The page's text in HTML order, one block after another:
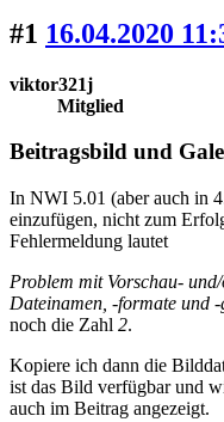
#1 16.04.2020
viktor321j
Mitglied
Beitragsbild und
In NWI 5.01 (aber auch in
einzufügen, nicht zum
Fehlermeldung lautet
Problem mit Vorschau-
Dateinamen, -formate und
noch die Zahl 2.
Kopiere ich dann die
ist das Bild verfügbar und
auch im Beitrag angezeigt.